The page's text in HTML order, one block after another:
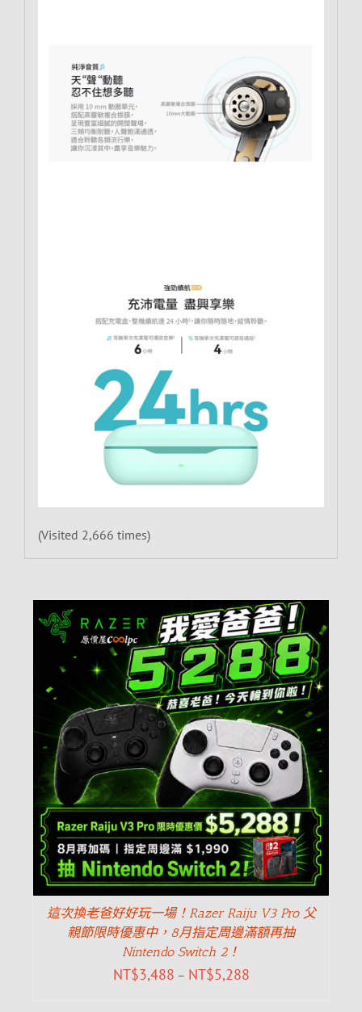
(Visited 2,666 times)
這次換老爸好好玩一場！Razer Raiju V3 Pro 父
親節限時優惠中，8月指定周邊滿額再抽
Nintendo Switch 2！
NT$3,488 – NT$5,288